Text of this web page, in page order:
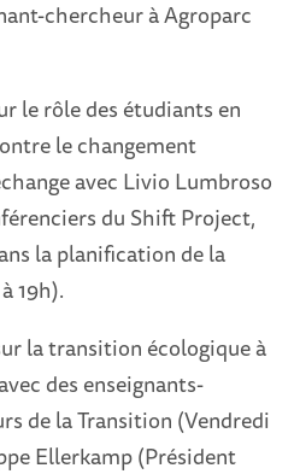
chercheur à Agroparc
le rôle des étudiants en
le changement
avec Livio Lumbroso
du Shift Project,
la planification de la
19h).
la transition écologique à
des enseignants-
de la Transition (Vendredi
Ellerkamp (Président